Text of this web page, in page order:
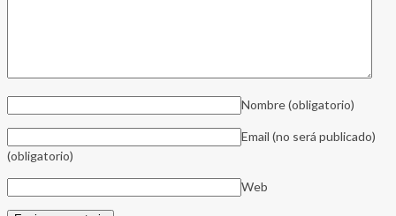
Nombre(obligatorio)
Email (no será publicado)
(obligatorio)
Web